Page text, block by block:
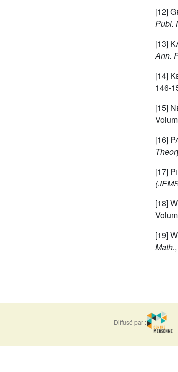
[12]
Publ.
[13]
Ann.
[14]
146-
[15]
[16]
[17]
[18]
[19]
Math.
Diffusé par :